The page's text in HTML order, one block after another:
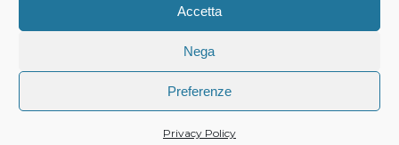
Accetta
Nega
Preferenze
Privacy Policy
Privacy and Policy
INSTAGRAM FEED